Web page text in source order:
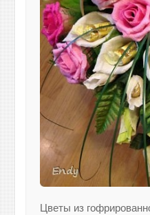
Цветы из